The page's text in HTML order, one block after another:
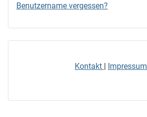
Benutzername vergessen?
Kontakt Impressum